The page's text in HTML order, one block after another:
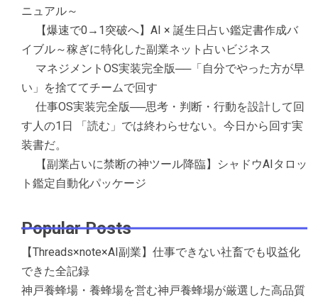
ニュアル～
【爆速で0→1突破へ】AI × 誕生日占い鑑定書作成バ
イブル～稼ぎに特化した副業ネット占いビジネス
マネジメントOS実装完全版──「自分でやった方が早
い」を捨ててチームで回す
仕事OS実装完全版──思考・判断・行動を設計して回
す人の1日 「読む」では終わらせない。今日から回す実
装書だ。
【副業占いに禁断の神ツール降臨】シャドウAIタロッ
ト鑑定自動化パッケージ
Popular Posts
【Threads×note×AI副業】仕事できない社畜でも収益化
できた全記録
神戸養蜂場・養蜂場を営む神戸養蜂場が厳選した高品質